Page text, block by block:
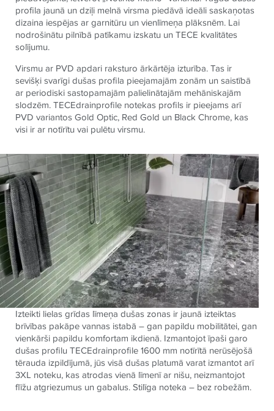
profila jaunā un dziļi melnā virsma piedāvā ideāli saskaņotas
dizaina iespējas ar garnitūru un vienlīmeņa plāksnēm. Lai
nodrošinātu pilnībā patīkamu izskatu un TECE kvalitātes
solījumu.
Virsmu ar PVD apdari raksturo ārkārtēja izturība. Tas ir
sevišķi svarīgi dušas profila pieejamajām zonām un saistībā
ar periodiski sastopamajām palielinātajām mehāniskajām
slodzēm. TECEdrainprofile notekas profils ir pieejams arī
PVD variantos Gold Optic, Red Gold un Black Chrome, kas
visi ir ar notīrītu vai pulētu virsmu.
Izteikti lielas grīdas līmeņa dušas zonas ir jaunā izteiktas
brīvības pakāpe vannas istabā – gan papildu mobilitātei, gan
vienkārši papildu komfortam ikdienā. Izmantojot īpaši garo
dušas profilu TECEdrainprofile 1600 mm notīrītā nerūsējošā
tērauda izpildījumā, jūs visā dušas platumā varat izmantot arī
3XL noteku, kas atrodas vienā līmenī ar nišu, neizmantojot
flīžu atgriezumus un gabalus. Stilīga noteka – bez robežām.